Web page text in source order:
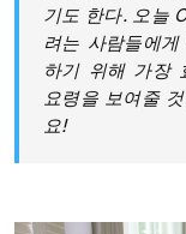
기도 한다. 오늘
려는 사람들에
하기 위해 가장
요령을 보여줄
요!